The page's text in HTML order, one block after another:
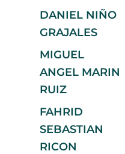
DANIEL NIÑO
GRAJALES
MIGUEL
ANGEL MARIN
RUIZ
FAHRID
SEBASTIAN
RICON